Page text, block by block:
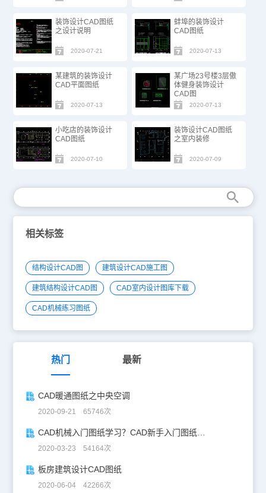
装饰设计CAD图纸
之设计说明
2020-07-21
蚌埠的装饰设计
CAD图纸
2020-07-13
某建筑的装饰设计
CAD平面图纸
2020-07-13
某广场23号楼3层傲
体健身装饰设计
CAD图
2020-07-13
小吃店的装饰设计
CAD图纸
2020-07-10
装饰设计CAD图纸
之室内装修
2020-07-09
相关标签
结构设计CAD图 建筑设计CAD施工图
建筑结构设计CAD图 CAD室内设计图库下载
CAD机械练习图纸
热门 最新
CAD暖通图纸之中央空调
2020-09-21 65746次
CAD机械入门图纸学习？CAD新手入门图纸练习
2020-03-23 54164次
板房建筑设计CAD图纸
2020-06-04 42266次